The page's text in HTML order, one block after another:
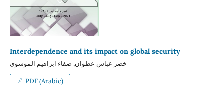
Interdependence and its impact on global security
خضر عباس عطوان, صفاء ابراهيم الموسوي
PDF (Arabic)